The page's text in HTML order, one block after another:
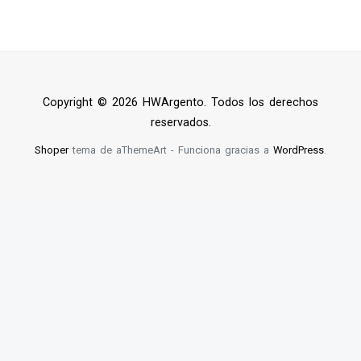
Copyright © 2026 HWArgento. Todos los derechos
reservados.
Shopertema de aThemeArt - Funciona gracias a WordPress